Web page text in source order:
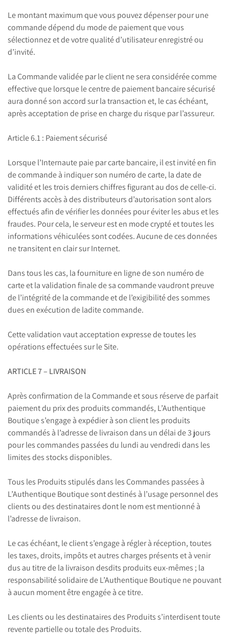
Le montant maximum que vous pouvez dépenser pour une
commande dépend du mode de paiement que vous
sélectionnez et de votre qualité d’utilisateur enregistré ou
d’invité.
La Commande validée par le client ne sera considérée comme
effective que lorsque le centre de paiement bancaire sécurisé
aura donné son accord sur la transaction et, le cas échéant,
après acceptation de prise en charge du risque par l’assureur.
Article 6.1 : Paiement sécurisé
Lorsque l’Internaute paie par carte bancaire, il est invité en fin
de commande à indiquer son numéro de carte, la date de
validité et les trois derniers chiffres figurant au dos de celle-ci.
Différents accès à des distributeurs d’autorisation sont alors
effectués afin de vérifier les données pour éviter les abus et les
fraudes. Pour cela, le serveur est en mode crypté et toutes les
informations véhiculées sont codées. Aucune de ces données
ne transitent en clair sur Internet.
Dans tous les cas, la fourniture en ligne de son numéro de
carte et la validation finale de sa commande vaudront preuve
de l’intégrité de la commande et de l’exigibilité des sommes
dues en exécution de ladite commande.
Cette validation vaut acceptation expresse de toutes les
opérations effectuées sur le Site.
ARTICLE 7 – LIVRAISON
Après confirmation de la Commande et sous réserve de parfait
paiement du prix des produits commandés, L’Authentique
Boutique s’engage à expédier à son client les produits
commandés à l’adresse de livraison dans un délai de 3 jours
pour les commandes passées du lundi au vendredi dans les
limites des stocks disponibles.
Tous les Produits stipulés dans les Commandes passées à
L’Authentique Boutique sont destinés à l’usage personnel des
clients ou des destinataires dont le nom est mentionné à
l’adresse de livraison.
Le cas échéant, le client s’engage à régler à réception, toutes
les taxes, droits, impôts et autres charges présents et à venir
dus au titre de la livraison desdits produits eux-mêmes ; la
responsabilité solidaire de L’Authentique Boutique ne pouvant
à aucun moment être engagée à ce titre.
Les clients ou les destinataires des Produits s’interdisent toute
revente partielle ou totale des Produits.